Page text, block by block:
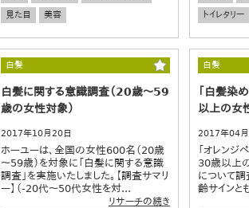
見た目
美容
トイレタリー
白髪
白髪に関する意識調査（20歳～59
歳の女性対象）
2017年10月20日
ホーユーは、全国の女性600名（20歳
～59歳）を対象に「白髪に関する意識
調査」を実施いたしました。【調査サマリ
ー】（-20代～50代女性を対...
リサーチの続き
白髪
「白髪染
以上の女
2017年04
「オレンジ
30歳以上
について調
齢サインと